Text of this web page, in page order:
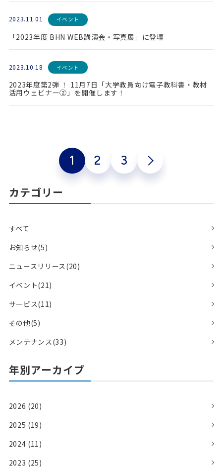
2023.11.01 イベント
「2023年度 BHN WEB講演会・写真展」に登壇
2023.10.18 イベント
2023年度第2弾 ！ 11月7日「大学教員向け電子教科書・教材
活用ウェビナー②」を開催します！
1 2 3
カテゴリー
すべて
お知らせ(5)
ニュースリリース(20)
イベント(21)
サービス(11)
その他(5)
メンテナンス(33)
年別アーカイブ
2026 (20)
2025 (19)
2024 (11)
2023 (25)